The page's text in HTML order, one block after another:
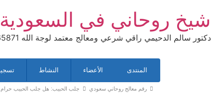
to
content
شيخ روحاني في السعودية
دكتور سالم الدحيمي راقي شرعي ومعالج معتمد لوجة الله 0015066065871 WhatsApp | واتس آب .
المنتدى
المنتدى الأعضاء النشاط
مساراترقم معالج روحاني سعودي جلب الحبيب: هل جلب الحبيب حرام